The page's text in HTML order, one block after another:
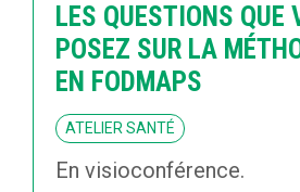
LES QUESTIONS QUE
POSEZ SUR LA
EN FODMAPS
ATELIER SANTÉ
En visioconférence.